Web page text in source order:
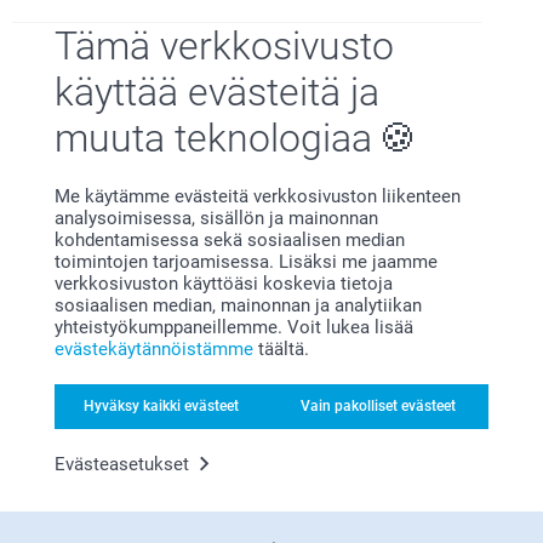
Tämä verkkosivusto
käyttää evästeitä ja
muuta teknologiaa
Me käytämme evästeitä verkkosivuston liikenteen
analysoimisessa, sisällön ja mainonnan
kohdentamisessa sekä sosiaalisen median
toimintojen tarjoamisessa. Lisäksi me jaamme
verkkosivuston käyttöäsi koskevia tietoja
sosiaalisen median, mainonnan ja analytiikan
yhteistyökumppaneillemme. Voit lukea lisää
evästekäytännöistämme täältä.
Hyväksy kaikki evästeet Vain pakolliset evästeet
Evästeasetukset
lindb,
18.3.2026
Kiva tuote, nopea toimitus.
30.3.2026
14:07
Hei Lindb.,
❤️ kiitos 4 tähdestä ja palautteestasi! Ihanaa kuulla,
että pidät Kuvat rasiassa-tuotteesta. 😊
Toivottavasti vierailet pian jälleen smartphoto.fi-
sivustolla!
Kirsi @smartphoto
Sari,
25.12.2025
Laadukas ja kiva lahja
Näytä reaktiot
10:50
Kiitokset palautteestasi, olemme kiitollisia siitä 🌸
Heidi,